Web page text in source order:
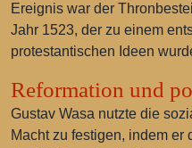
Ereignis war der
Jahr 1523, der zu einem
protestantischen Ideen
Reformation und
Gustav Wasa nutzte die
Macht zu festigen, indem er